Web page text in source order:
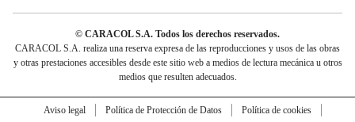
© CARACOL S.A. Todos los derechos reservados.
CARACOL S.A. realiza una reserva expresa de las reproducciones y usos de las obras
y otras prestaciones accesibles desde este sitio web a medios de lectura mecánica u otros
medios que resulten adecuados.
Aviso legal Política de Protección de Datos
Política de cookies